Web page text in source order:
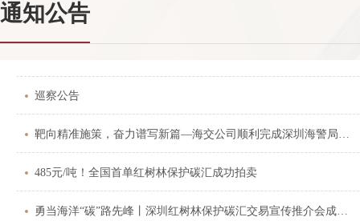
通知公告
巡察公告
靶向精准施策，奋力谱写新篇—海交公司顺利完成深圳海警局三宗罚没物品处置业务！
485元/吨！全国首单红树林保护碳汇成功拍卖
勇当海洋“碳”路先峰丨深圳红树林保护碳汇交易宣传推介会成功举办